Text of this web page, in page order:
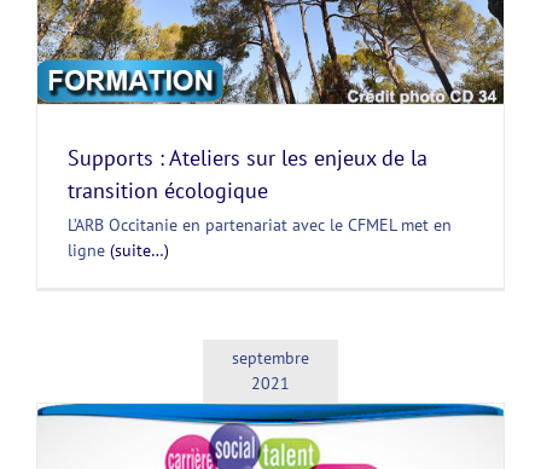
Supports : Ateliers sur les enjeux de la
transition écologique
L’ARB Occitanie en partenariat avec le CFMEL met en
ligne (suite…)
septembre
2021